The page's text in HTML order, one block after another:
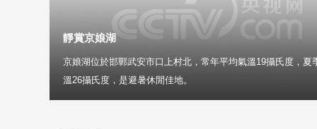
靜賞京娘湖
京娘湖位於邯鄲武安市口上村北，常年平均氣溫19攝氏度，夏
溫26攝氏度，是避暑休閒佳地。